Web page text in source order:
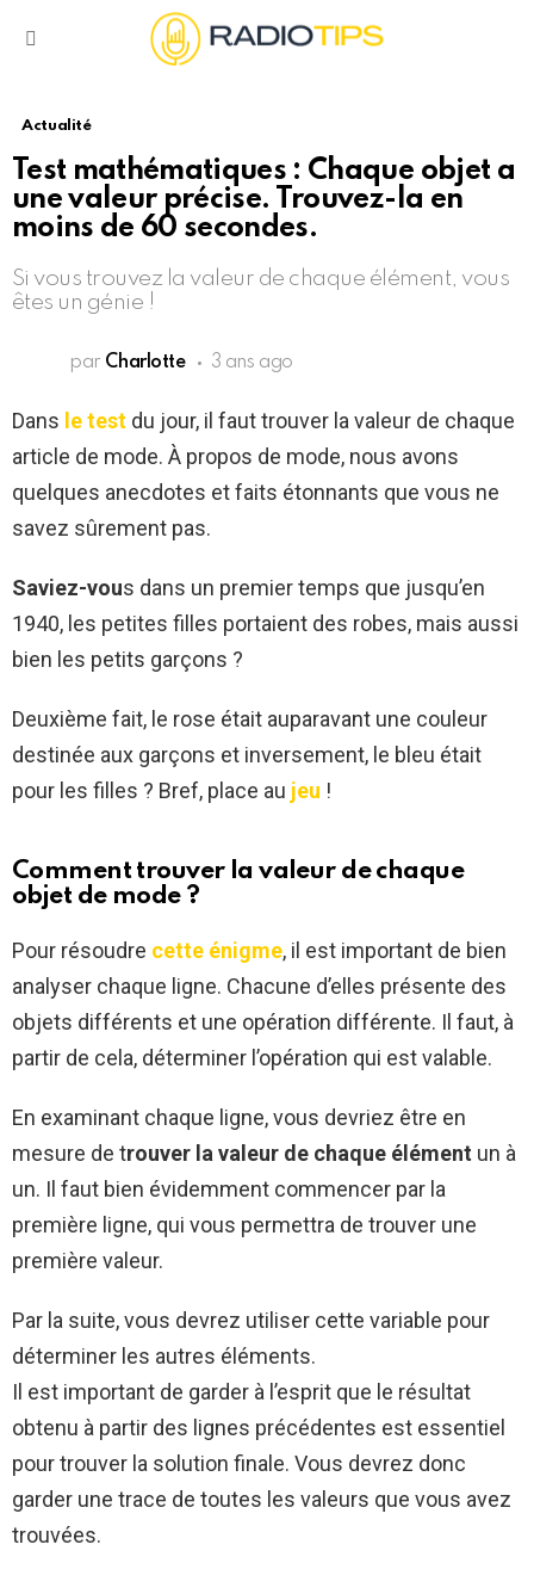
Actualité
Test mathématiques : Chaque objet a
une valeur précise. Trouvez-la en
moins de 60 secondes.
Si vous trouvez la valeur de chaque élément, vous
êtes un génie !
par Charlotte 3 ans ago
Dans le test du jour, il faut trouver la valeur de chaque
article de mode. À propos de mode, nous avons
quelques anecdotes et faits étonnants que vous ne
savez sûrement pas.
Saviez-vous dans un premier temps que jusqu’en
1940, les petites filles portaient des robes, mais aussi
bien les petits garçons ?
Deuxième fait, le rose était auparavant une couleur
destinée aux garçons et inversement, le bleu était
pour les filles ? Bref, place au jeu !
Comment trouver la valeur de chaque
objet de mode ?
Pour résoudre cette énigme, il est important de bien
analyser chaque ligne. Chacune d’elles présente des
objets différents et une opération différente. Il faut, à
partir de cela, déterminer l’opération qui est valable.
En examinant chaque ligne, vous devriez être en
mesure de trouver la valeur de chaque élément un à
un. Il faut bien évidemment commencer par la
première ligne, qui vous permettra de trouver une
première valeur.
Par la suite, vous devrez utiliser cette variable pour
déterminer les autres éléments.
Il est important de garder à l’esprit que le résultat
obtenu à partir des lignes précédentes est essentiel
pour trouver la solution finale. Vous devrez donc
garder une trace de toutes les valeurs que vous avez
trouvées.